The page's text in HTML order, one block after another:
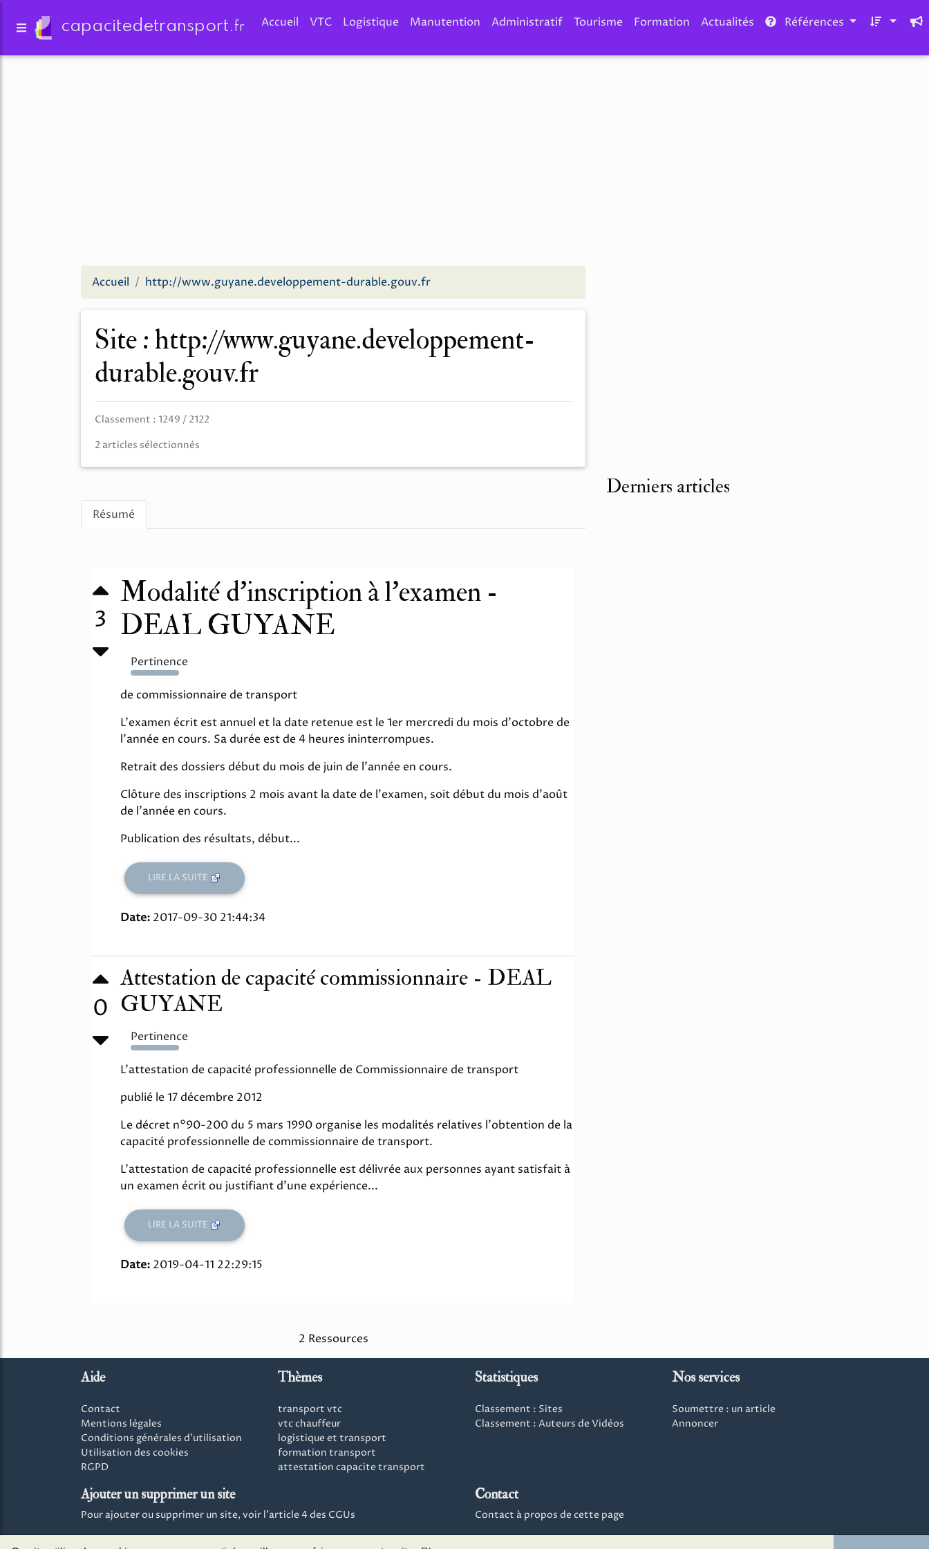
capacitedetransport. fr Accueil VTC Logistique Manutention Administratif Tourisme Formation Actualités Références
Accueil http://www.guyane.developpement-durable.gouv.fr
Site : http://www.guyane.developpement-
durable.gouv.fr
Classement : 1249 / 2122
2 articles sélectionnés
Résumé
3
Modalité d’inscription à l’examen -
DEAL GUYANE
Pertinence
2599%
de commissionnaire de transport
L'examen écrit est annuel et la date retenue est le 1er mercredi du mois d'octobre de
l'année en cours. Sa durée est de 4 heures ininterrompues.
Retrait des dossiers début du mois de juin de l'année en cours.
Clôture des inscriptions 2 mois avant la date de l'examen, soit début du mois d'août
de l'année en cours.
Publication des résultats, début...
LIRE LA SUITE
Date: 2017-09-30 21:44:34
0
Attestation de capacité commissionnaire - DEAL
GUYANE
Pertinence
4198%
L'attestation de capacité professionnelle de Commissionnaire de transport
publié le 17 décembre 2012
Le décret n°90-200 du 5 mars 1990 organise les modalités relatives l'obtention de la
capacité professionnelle de commissionnaire de transport.
L'attestation de capacité professionnelle est délivrée aux personnes ayant satisfait à
un examen écrit ou justifiant d'une expérience...
LIRE LA SUITE
Date: 2019-04-11 22:29:15
2 Ressources
Derniers articles
Aide
Contact
Mentions légales
Conditions générales d'utilisation
Utilisation des cookies
RGPD
Thèmes
transport vtc
vtc chauffeur
logistique et transport
formation transport
attestation capacite transport
Statistiques
Classement : Sites
Classement : Auteurs de Vidéos
Nos services
Soumettre : un article
Annoncer
Ajouter un supprimer un site
Pour ajouter ou supprimer un site, voir l'article 4 des CGUs
Contact
Contact à propos de cette page